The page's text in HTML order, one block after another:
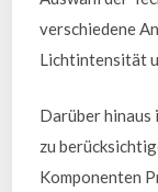
verschiedene
Lichtintensität
Darüber hinaus
zu
Komponenten